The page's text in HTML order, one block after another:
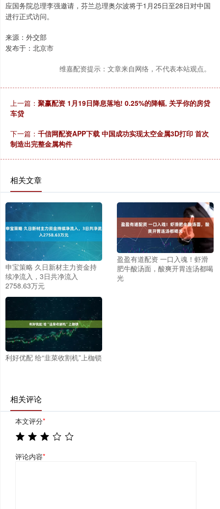
应国务院总理李强邀请，芬兰总理奥尔波将于1月25日至28日对中国
进行正式访问。
来源：外交部
发布于：北京市
维嘉配资提示：文章来自网络，不代表本站观点。
上一篇： 聚赢配资 1月19日降息落地! 0.25%的降幅, 关乎你的房贷
车贷
下一篇： 千信网配资APP下载 中国成功实现太空金属3D打印 首次
制造出完整金属构件
相关文章
申宝策略 久日新材主力资金持
续净流入，3日共净流入
2758.63万元
盈盈有道配资 一口入魂！虾滑
肥牛酸汤面，酸爽开胃连汤都喝
光
利好优配 给“韭菜收割机”上枷锁
相关评论
本文评分*
评论内容*